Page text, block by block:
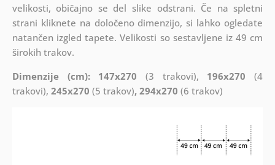
velikosti, običajno se del slike odstrani. Če na spletni
strani kliknete na določeno dimenzijo, si lahko ogledate
natančen izgled tapete. Velikosti so sestavljene iz 49 cm
širokih trakov.
Dimenzije (cm): 147x270 (3 trakovi), 196x270 (4
trakovi), 245x270 (5 trakov), 294x270 (6 trakov)